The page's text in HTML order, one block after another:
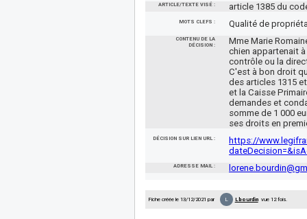
ARTICLE/TEXTE VISÉ : article 1385 du
MOTS CLEFS : Qualité de
CONTENU DE LA
DÉCISION :
Mme Marie
chien appartenait à
contrôle ou la
C'est à bon droit
des articles 1315
et la Caisse
demandes et
somme de 1 000
ses droits en
DÉCISION SUR LIEN URL :
https://
ADRESSE MAIL :
Fiche créée le 13/12/2021 par L Lbourdinvue 12 fois.